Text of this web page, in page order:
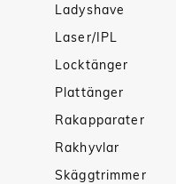
Ladyshave
Laser/IPL
Locktänger
Plattänger
Rakapparater
Rakhyvlar
Skäggtrimmer